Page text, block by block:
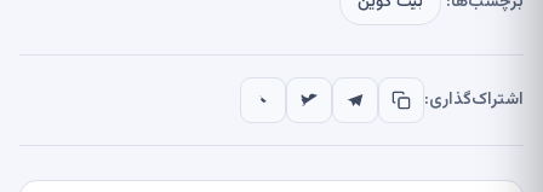
اشتراک‌گذاری: